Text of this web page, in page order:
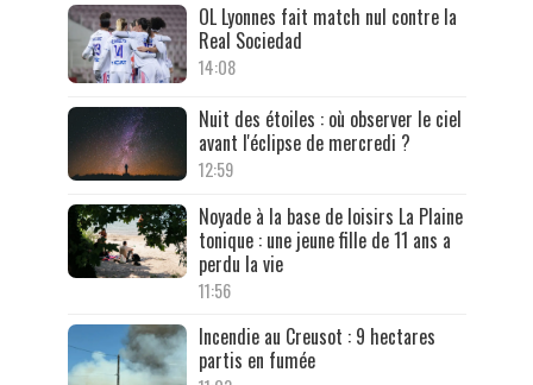
OL Lyonnes fait match nul contre la
Real Sociedad
14:08
Nuit des étoiles : où observer le ciel
avant l'éclipse de mercredi ?
12:59
Noyade à la base de loisirs La Plaine
tonique : une jeune fille de 11 ans a
perdu la vie
11:56
Incendie au Creusot : 9 hectares
partis en fumée